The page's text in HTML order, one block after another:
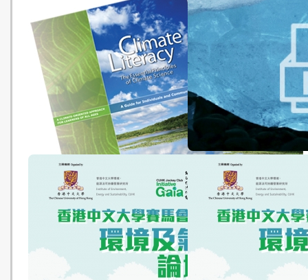
Land-use Finance Toolbox
Web Tool for SDG
and Data Visualisation
2.0)
The Essential Principles of
Climate Literacy
《結伴減碳──地球保源